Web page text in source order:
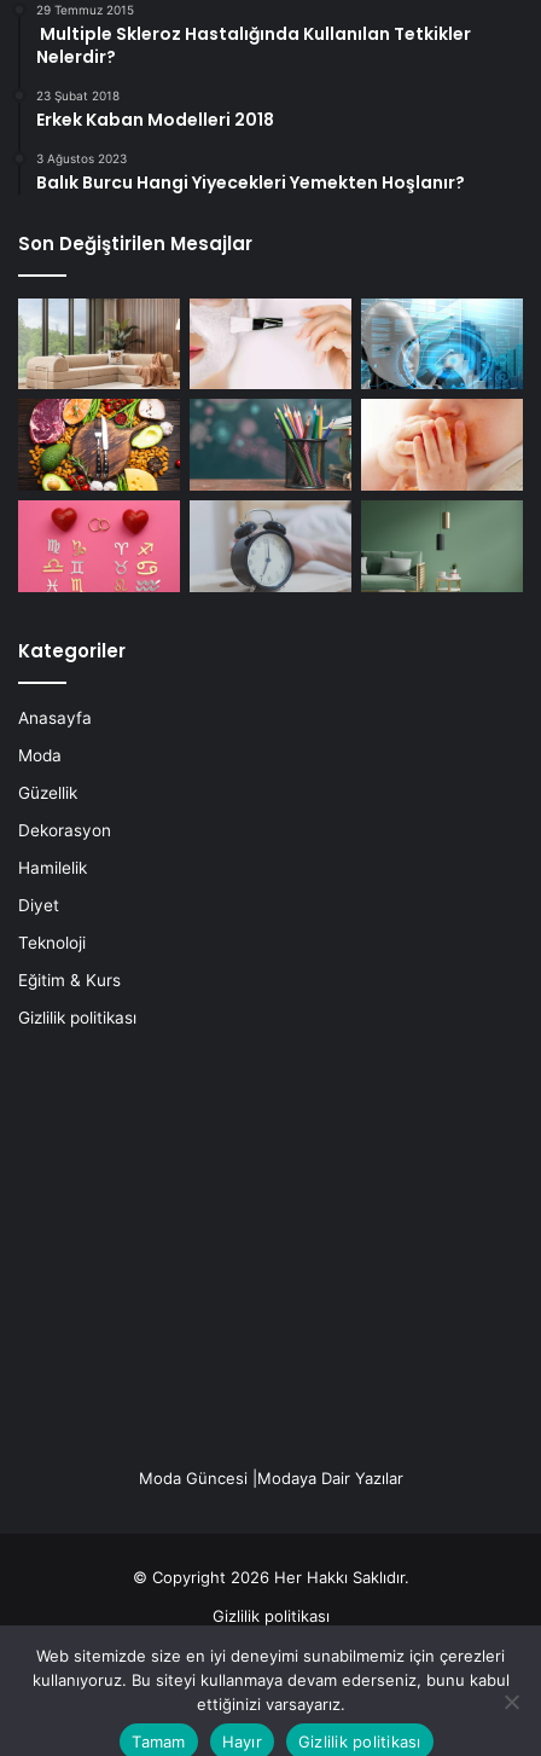
29 Temmuz 2015
Multiple Skleroz Hastalığında Kullanılan Tetkikler
Nelerdir?
23 Şubat 2018
Erkek Kaban Modelleri 2018
3 Ağustos 2023
Balık Burcu Hangi Yiyecekleri Yemekten Hoşlanır?
Son Değiştirilen Mesajlar
Kategoriler
Anasayfa
Moda
Güzellik
Dekorasyon
Hamilelik
Diyet
Teknoloji
Eğitim & Kurs
Gizlilik politikası
Moda Güncesi |Modaya Dair Yazılar
© Copyright 2026 Her Hakkı Saklıdır.
Gizlilik politikası
Facebook
X YouTubeInstagram
Web sitemizde size en iyi deneyimi sunabilmemiz için çerezleri
kullanıyoruz. Bu siteyi kullanmaya devam ederseniz, bunu kabul
ettiğinizi varsayarız.
Tamam
Hayır Gizlilik politikası